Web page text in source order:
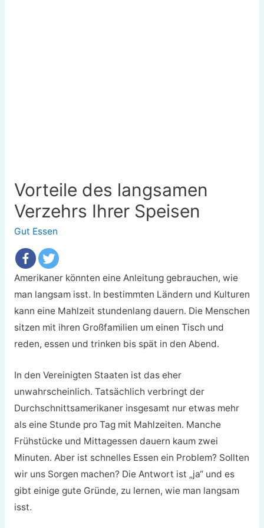
Vorteile des langsamen
Verzehrs Ihrer Speisen
Gut Essen
Amerikaner könnten eine Anleitung gebrauchen, wie
man langsam isst. In bestimmten Ländern und Kulturen
kann eine Mahlzeit stundenlang dauern. Die Menschen
sitzen mit ihren Großfamilien um einen Tisch und
reden, essen und trinken bis spät in den Abend.
In den Vereinigten Staaten ist das eher
unwahrscheinlich. Tatsächlich verbringt der
Durchschnittsamerikaner insgesamt nur etwas mehr
als eine Stunde pro Tag mit Mahlzeiten. Manche
Frühstücke und Mittagessen dauern kaum zwei
Minuten. Aber ist schnelles Essen ein Problem? Sollten
wir uns Sorgen machen? Die Antwort ist „ja“ und es
gibt einige gute Gründe, zu lernen, wie man langsam
isst.